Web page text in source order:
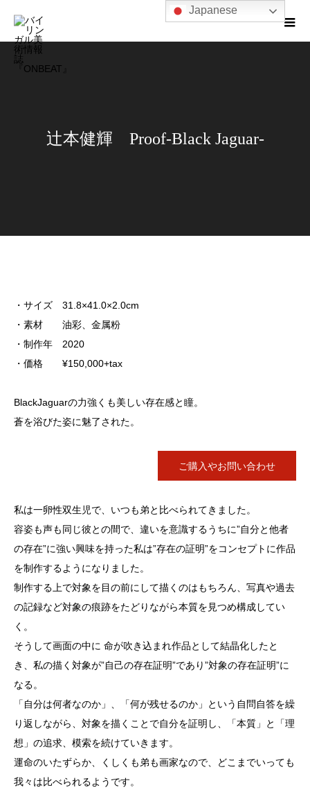
辻本健輝 Proof-Black Jaguar-
・サイズ 31.8×41.0×2.0cm
・素材 油彩、金属粉
・制作年 2020
・価格 ¥150,000+tax
BlackJaguarの力強くも美しい存在感と瞳。
蒼を浴びた姿に魅了された。
ご購入やお問い合わせ
私は一卵性双生児で、いつも弟と比べられてきました。
容姿も声も同じ彼との間で、違いを意識するうちに”自分と他者
の存在”に強い興味を持った私は”存在の証明”をコンセプトに作品
を制作するようになりました。
制作する上で対象を目の前にして描くのはもちろん、写真や過去
の記録など対象の痕跡をたどりながら本質を見つめ構成してい
く。
そうして画面の中に 命が吹き込まれ作品として結晶化したと
き、私の描く対象が”自己の存在証明”であり”対象の存在証明”に
なる。
「自分は何者なのか」、「何が残せるのか」という自問自答を繰
り返しながら、対象を描くことで自分を証明し、「本質」と「理
想」の追求、模索を続けていきます。
運命のいたずらか、くしくも弟も画家なので、どこまでいっても
我々は比べられるようです。
Japanese